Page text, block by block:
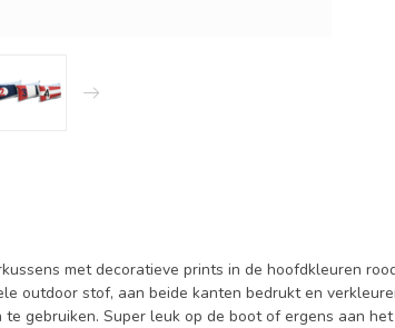
met decoratieve prints in de hoofdkleuren
outdoor stof, aan beide kanten bedrukt en
gebruiken. Super leuk op de boot of ergens aan